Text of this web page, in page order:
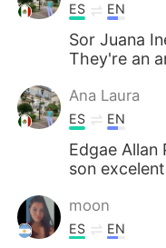
Português
ES EN
Sor Juana
They're an
Ana Laura
ES EN
Edgae Allan
son
moon
ES EN